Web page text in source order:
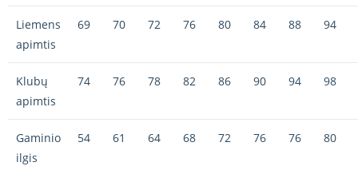
Liemens
apimtis
69 70 72 76 80 84 88 94
Klubų
apimtis
74 76 78 82 86 90 94 98
Gaminio
ilgis
54 61 64 68 72 76 76 80